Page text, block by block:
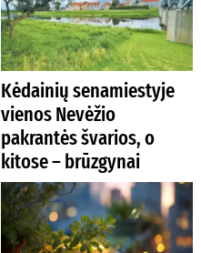
Kėdainių senamiestyje
vienos Nevėžio
pakrantės švarios, o
kitose – brūzgynai